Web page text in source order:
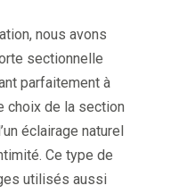
nous avons
sectionnelle
parfaitement à
choix de la section
éclairage naturel
Ce type de
utilisés aussi